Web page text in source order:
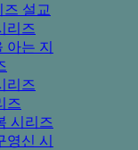
즈 설교
리즈
아는 지
리즈
즈
시리즈
영신 시